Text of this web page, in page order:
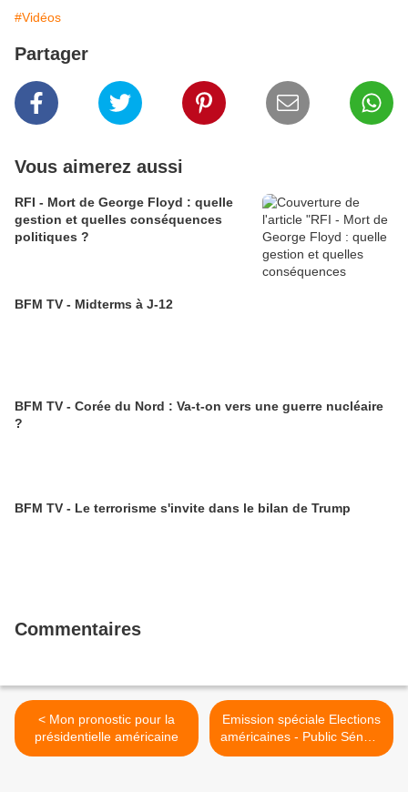
#Vidéos
Partager
Vous aimerez aussi
RFI - Mort de George Floyd : quelle
gestion et quelles conséquences
politiques ?
BFM TV - Midterms à J-12
BFM TV - Corée du Nord : Va-t-on vers une guerre nucléaire
?
BFM TV - Le terrorisme s'invite dans le bilan de Trump
Commentaires
< Mon pronostic pour la
présidentielle américaine
Emission spéciale Elections
américaines - Public Sénat -
2 novembre 2012 >